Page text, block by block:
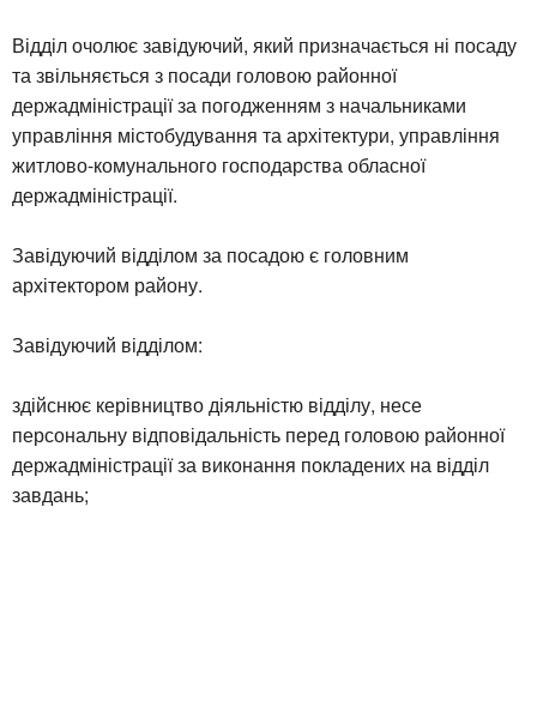
Відділ очолює завідуючий, який призначається ні посаду
та звільняється з посади головою районної
держадміністрації за погодженням з начальниками
управління містобудування та архітектури, управління
житлово-комунального господарства обласної
держадміністрації.
Завідуючий відділом за посадою є головним
архітектором району.
Завідуючий відділом:
здійснює керівництво діяльністю відділу, несе
персональну відповідальність перед головою районної
держадміністрації за виконання покладених на відділ
завдань;